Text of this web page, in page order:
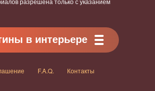
в интерьере
F.A.Q. Контакты